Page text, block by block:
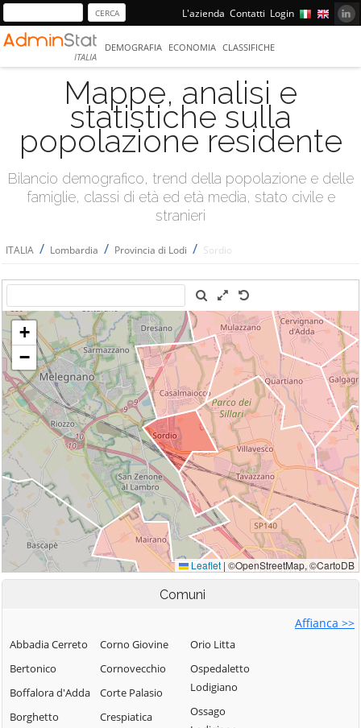
L'azienda Contatti Login
ITALIA
DEMOGRAFIA ECONOMIA CLASSIFICHE
Mappe, analisi e
statistiche sulla
popolazione residente
Bilancio demografico, trend della popolazione e delle
famiglie, classi di età ed età media, stato civile e
stranieri
ITALIA / Lombardia / Provincia di Lodi / Sordio
Comuni
Affianca >>
Abbadia Cerreto
Bertonico
Boffalora d'Adda
Borghetto
Corno Giovine
Cornovecchio
Corte Palasio
Crespiatica
Orio Litta
Ospedaletto
Lodigiano
Ossago